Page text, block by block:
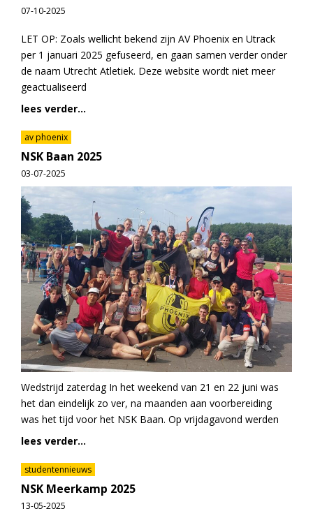
07-10-2025
LET OP: Zoals wellicht bekend zijn AV Phoenix en Utrack
per 1 januari 2025 gefuseerd, en gaan samen verder onder
de naam Utrecht Atletiek. Deze website wordt niet meer
geactualiseerd
lees verder...
av phoenix
NSK Baan 2025
03-07-2025
Wedstrijd zaterdag In het weekend van 21 en 22 juni was
het dan eindelijk zo ver, na maanden aan voorbereiding
was het tijd voor het NSK Baan. Op vrijdagavond werden
lees verder...
studentennieuws
NSK Meerkamp 2025
13-05-2025